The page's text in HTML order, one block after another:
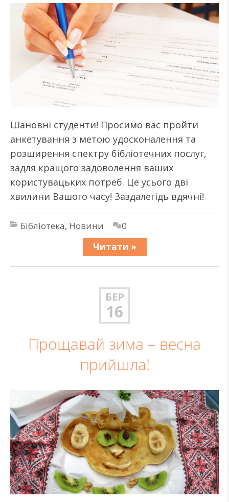
Шановні студенти! Просимо вас пройти
анкетування з метою удосконалення та
розширення спектру бібліотечних послуг,
задля кращого задоволення ваших
користувацьких потреб. Це усього дві
хвилини Вашого часу! Заздалегідь вдячні!
Бібліотека, Новини
0
Читати »
БЕР
16
Прощавай зима – весна
прийшла!